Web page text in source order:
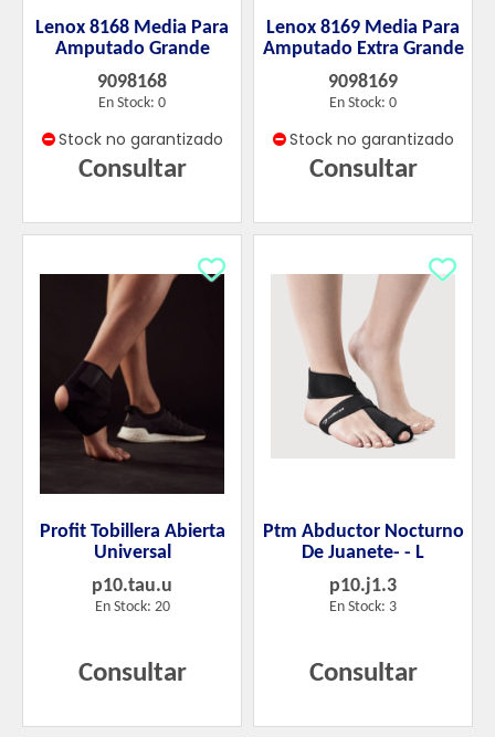
Lenox 8168 Media Para
Amputado Grande
9098168
En Stock: 0
Stock no garantizado
Consultar
Lenox 8169 Media Para
Amputado Extra Grande
9098169
En Stock: 0
Stock no garantizado
Consultar
Profit Tobillera Abierta
Universal
p10.tau.u
En Stock: 20
Consultar
Ptm Abductor Nocturno
De Juanete- - L
p10.j1.3
En Stock: 3
Consultar